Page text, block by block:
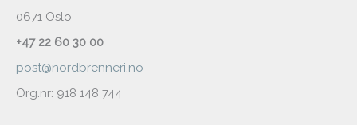
0671 Oslo
+47 22 60 30 00
post@nordbrenneri.no
Org.nr: 918 148 744